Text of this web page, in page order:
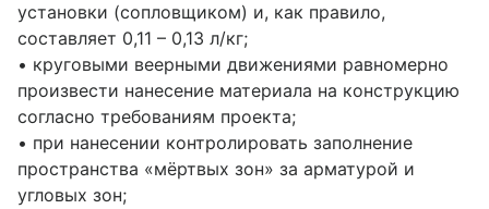
установки (сопловщиком) и, как правило,
составляет 0,11 – 0,13 л/кг;
• круговыми веерными движениями равномерно
произвести нанесение материала на конструкцию
согласно требованиям проекта;
• при нанесении контролировать заполнение
пространства «мёртвых зон» за арматурой и
угловых зон;